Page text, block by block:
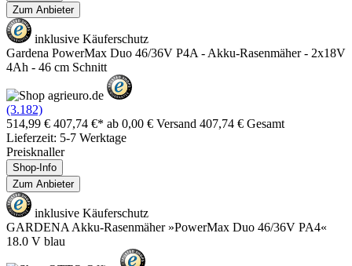
Zum Anbieter
inklusive Käuferschutz
Gardena PowerMax Duo 46/36V P4A - Akku-Rasenmäher - 2x18V
4Ah - 46 cm Schnitt
(3.182)
514,99 € 407,74 €* ab 0,00 € Versand 407,74 € Gesamt
Lieferzeit: 5-7 Werktage
Preisknaller
Shop-Info
Zum Anbieter
inklusive Käuferschutz
GARDENA Akku-Rasenmäher »PowerMax Duo 46/36V PA4«
18.0 V blau